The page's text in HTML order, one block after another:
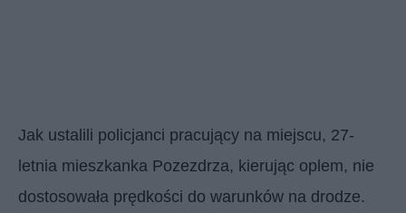
Jak ustalili policjanci pracujący na miejscu, 27-
letnia mieszkanka Pozezdrza, kierując oplem, nie
dostosowała prędkości do warunków na drodze.